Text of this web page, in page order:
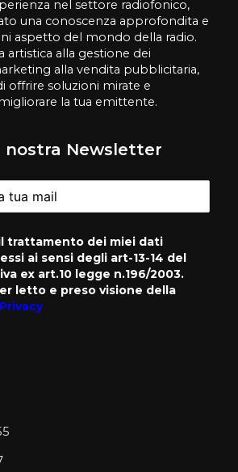
nel settore radiofonico,
una conoscenza approfondita e
aspetto del mondo della radio.
artistica alla gestione dei
alla vendita pubblicitaria,
offrire soluzioni mirate e
la tua emittente.
nostra Newsletter
trattamento dei miei dati
ai sensi degli art-13-14 del
ex art.10 legge n.196/2003.
letto e preso visione della
Privacy